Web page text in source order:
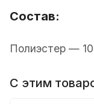
Состав:
Полиэстер —
С этим